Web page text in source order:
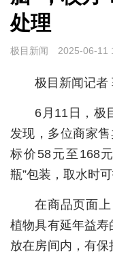
湖北
武汉
世相
专题
极客圈
城建
科教
处理
极目新闻 2025-06-11
极目新闻记者
6月11日，极
发现，多位商家
标价58元至168
瓶”包装，取水时可
在商品页面
植物具有延年益
放在房间内，有